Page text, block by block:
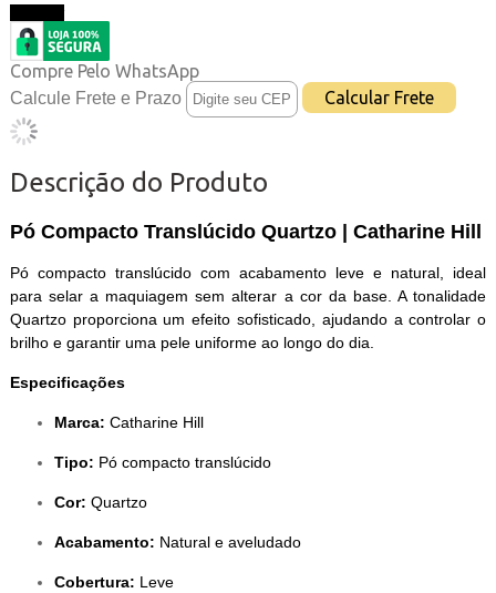
Compre Pelo WhatsApp
Calcule Frete e Prazo
Descrição do Produto
Pó Compacto Translúcido Quartzo | Catharine Hill
Pó compacto translúcido com acabamento leve e natural, ideal
para selar a maquiagem sem alterar a cor da base. A tonalidade
Quartzo proporciona um efeito sofisticado, ajudando a controlar o
brilho e garantir uma pele uniforme ao longo do dia.
Especificações
Marca: Catharine Hill
Tipo: Pó compacto translúcido
Cor: Quartzo
Acabamento: Natural e aveludado
Cobertura: Leve